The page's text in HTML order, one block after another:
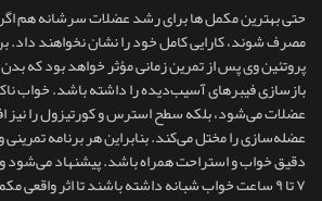
حتی بهترین مکمل ها برای رشد عضلات سرشانه هم
مصرف شوند، کارایی کامل خود را نشان نخواهند داد.
پروتئین وی پس از تمرین زمانی مؤثر خواهد بود
بازسازی فیبرهای آسیب‌دیده را داشته باشد. خواب
عضلات می‌شود، بلکه سطح استرس و کورتیزول را نیز
عضله‌سازی را مختل می‌کند. بنابراین هر برنامه تمرینی
دقیق خواب و استراحت همراه باشد. پیشنهاد
۷ تا ۹ ساعت خواب شبانه داشته باشند تا اثر واقعی مکمل‌ها را مشاهده کنند.